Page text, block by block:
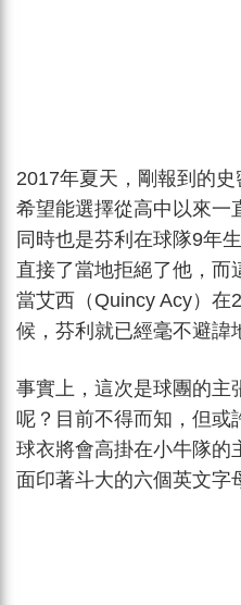
2017年夏天，剛報到的
希望能選擇從高中以來一
同時也是芬利在球隊9年
直接了當地拒絕了他，而
當艾西（Quincy Acy）在
候，芬利就已經毫不避諱
事實上，這次是球團的主
呢？目前不得而知，但或
球衣將會高掛在小牛隊的
面印著斗大的六個英文字